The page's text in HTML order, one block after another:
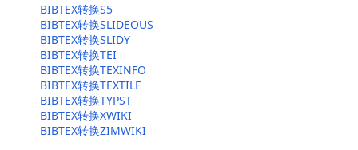
BIBTEX转换S5
BIBTEX转换SLIDEOUS
BIBTEX转换SLIDY
BIBTEX转换TEI
BIBTEX转换TEXINFO
BIBTEX转换TEXTILE
BIBTEX转换TYPST
BIBTEX转换XWIKI
BIBTEX转换ZIMWIKI